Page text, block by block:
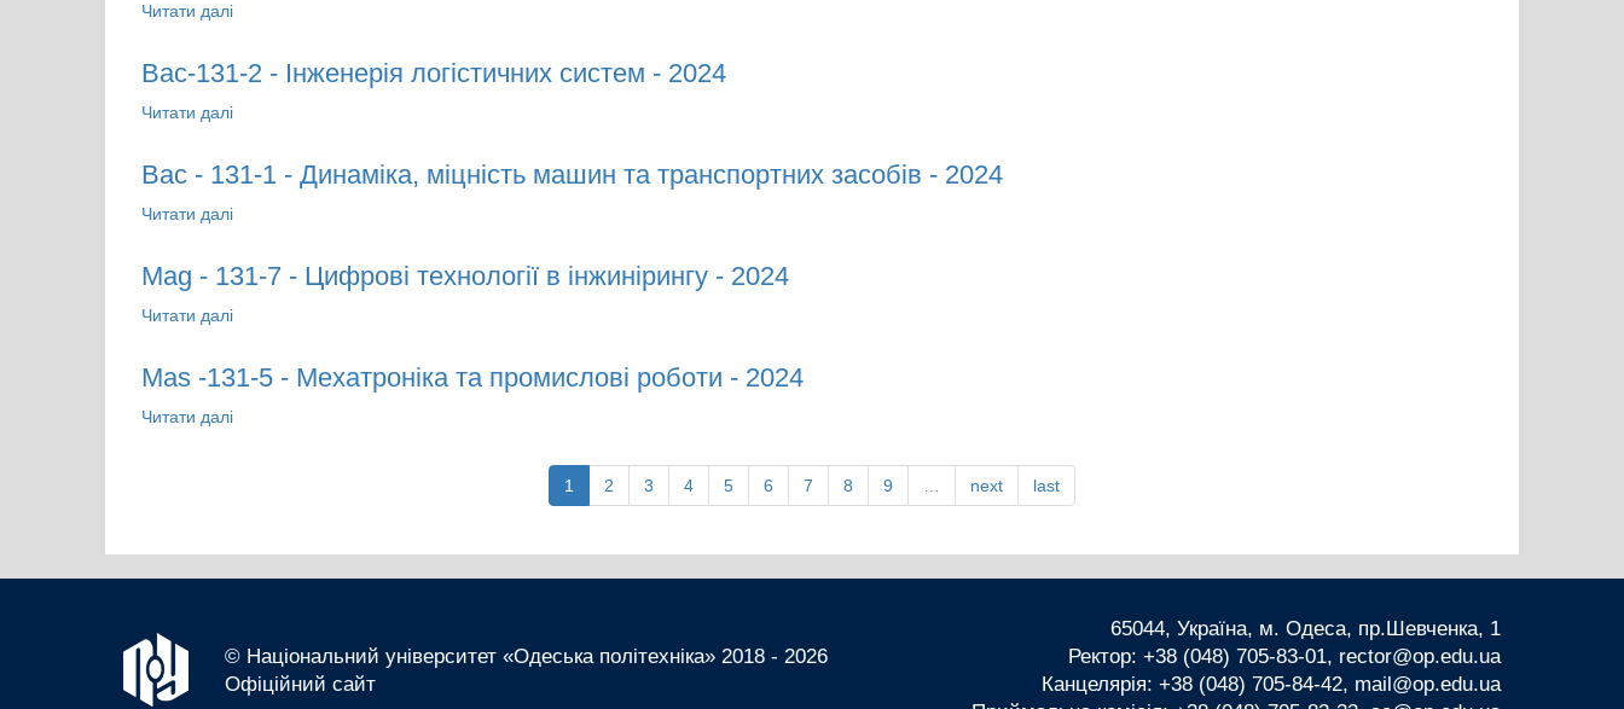
Читати далі
Bac-131-2 - Інженерія логістичних систем - 2024
Читати далі
Bac - 131-1 - Динаміка, міцність машин та транспортних засобів - 2024
Читати далі
Mag - 131-7 - Цифрові технології в інжинірингу - 2024
Читати далі
Mas -131-5 - Мехатроніка та промислові роботи - 2024
Читати далі
1 2 3 4 5 6 7 8 9 next last
© Національний університет «Одеська політехніка» 2018 - 2026
Офіційний сайт
65044, Україна, м. Одеса, пр.Шевченка, 1
Ректор: +38 (048) 705-83-01, rector@op.edu.ua
Канцелярія: +38 (048) 705-84-42, mail@op.edu.ua